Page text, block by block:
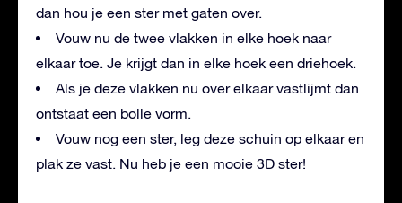
dan hou je een ster met gaten over.
Vouw nu de twee vlakken in elke hoek naar
elkaar toe. Je krijgt dan in elke hoek een driehoek.
Als je deze vlakken nu over elkaar vastlijmt dan
ontstaat een bolle vorm.
Vouw nog een ster, leg deze schuin op elkaar en
plak ze vast. Nu heb je een mooie 3D ster!